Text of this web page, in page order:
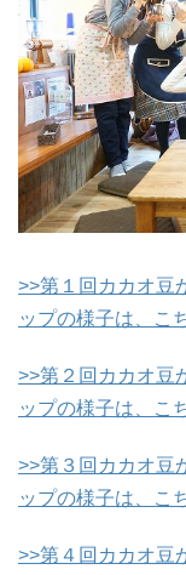
>>第１回カカオ豆
ップの様子は、こ
>>第２回カカオ豆
ップの様子は、こ
>>第３回カカオ豆
ップの様子は、こ
>>第４回カカオ豆